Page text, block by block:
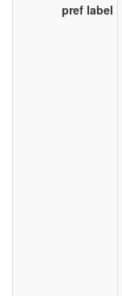
pref label